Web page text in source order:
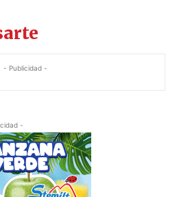
- Publicidad -
-